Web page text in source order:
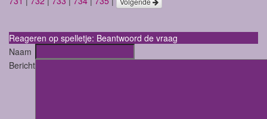
Reageren op spelletje: Beantwoord de vraag
Naam
Bericht